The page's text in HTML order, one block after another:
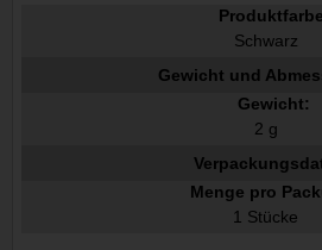
Schwarz
Gewicht und
Gewicht:
2 g
Menge pro
1 Stücke